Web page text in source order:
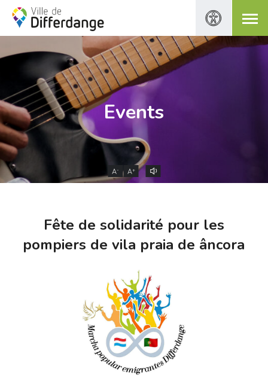
Events
A- A+
Fête de solidarité pour les
pompiers de vila praia de âncora